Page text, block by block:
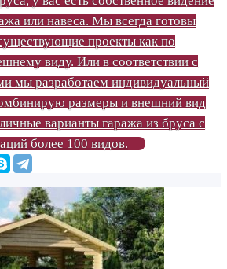
или навеса. Мы всегда готовы
проекты как по
виду. Или в соответствии с
мы разработаем индивидуальный
размеры и внешний вид
варианты гаража из бруса с
более 100 видов.